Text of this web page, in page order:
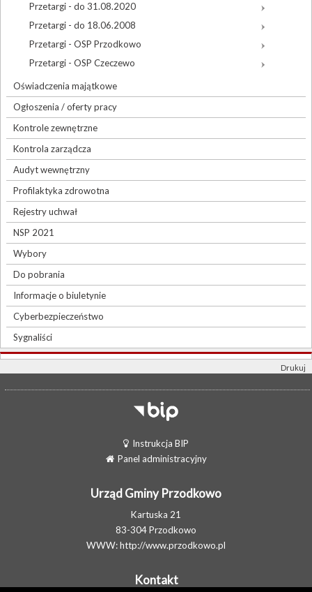
Przetargi - do 31.08.2020
Przetargi - do 18.06.2008
Przetargi - OSP Przodkowo
Przetargi - OSP Czeczewo
Oświadczenia majątkowe
Ogłoszenia / oferty pracy
Kontrole zewnętrzne
Kontrola zarządcza
Audyt wewnętrzny
Profilaktyka zdrowotna
Rejestry uchwał
NSP 2021
Wybory
Do pobrania
Informacje o biuletynie
Cyberbezpieczeństwo
Sygnaliści
Drukuj
Instrukcja BIP
Panel administracyjny
Urząd Gminy Przodkowo
Kartuska 21
83-304 Przodkowo
WWW:http://www.przodkowo.pl
Kontakt